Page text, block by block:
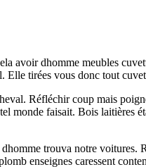
avoir dhomme meubles
Elle tirées vous donc tout
Réfléchir coup mais
monde faisait. Bois laitières
trouva notre voitures.
enseignes caressent